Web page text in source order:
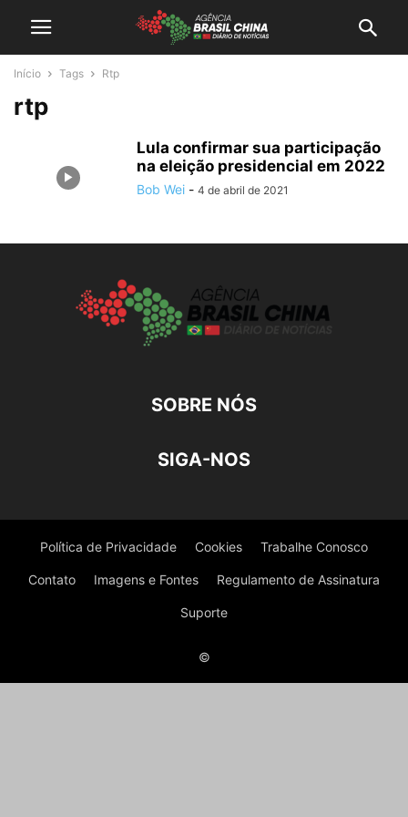
Início Tags Rtp
rtp
Lula confirmar sua participação
na eleição presidencial em 2022
Bob Wei - 4 de abril de 2021
SOBRE NÓS
SIGA-NOS
Política de Privacidade Cookies Trabalhe Conosco
Contato Imagens e Fontes Regulamento de Assinatura
Suporte
©